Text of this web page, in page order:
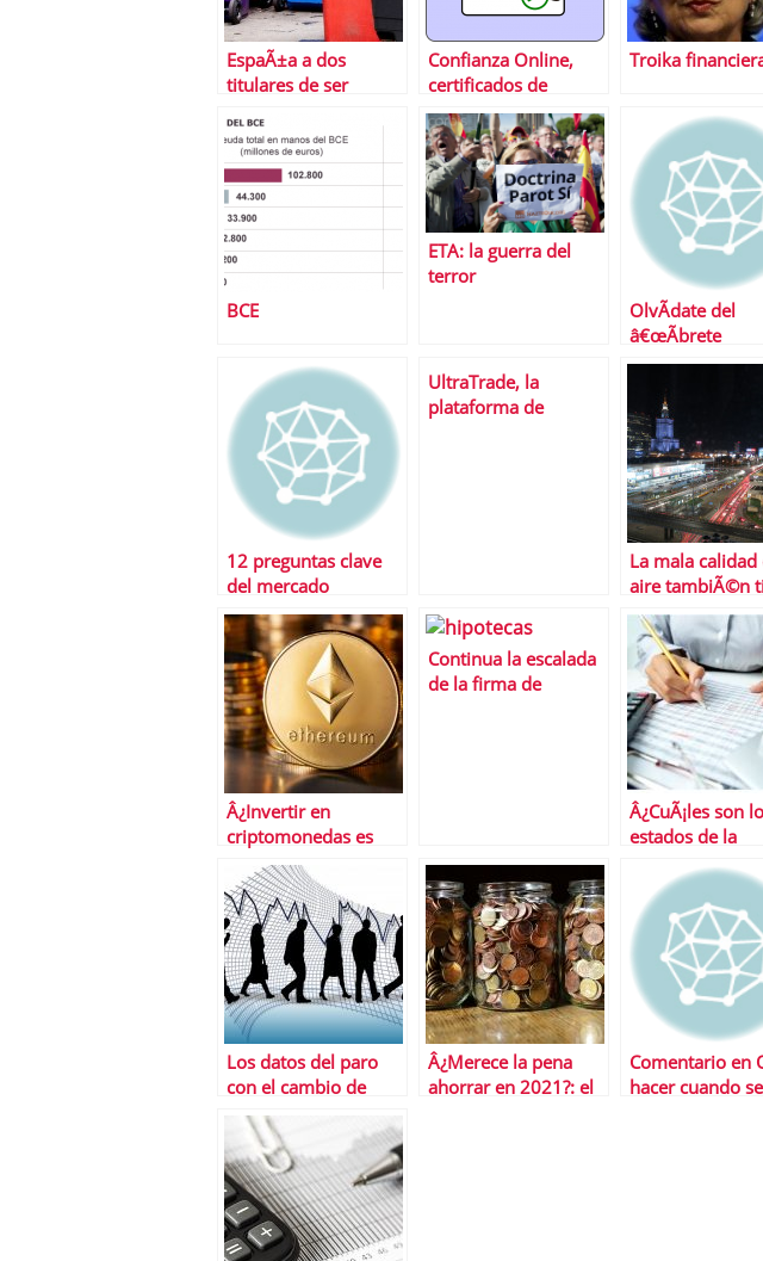
EspaÃ±a a dos
titulares de ser
basura
Confianza Online,
certificados de
seguridad y su uso
fraudulento
Troika
BCE
ETA: la guerra del
terror
OlvÃ­date del
â€œÃbrete
SÃ©samoâ€,
prÃ©stamoâ€ y
Â¡sanseacabÃ³!
deuda
12 preguntas clave
del mercado
inmobiliario de la
mano de Borja Mateo
UltraTrade, la
plataforma de
La mala calidad
aire tambiÃ©n
un coste
Â¿Invertir en
criptomonedas es
para todos los
inversores?
Continua la escalada
de la firma de
Â¿CuÃ¡les son
estados de la
Renta para
Los datos del paro
con el cambio de
aÃ±o
Â¿Merece la pena
ahorrar en 2021?: el
Comentario en
hacer cuando se